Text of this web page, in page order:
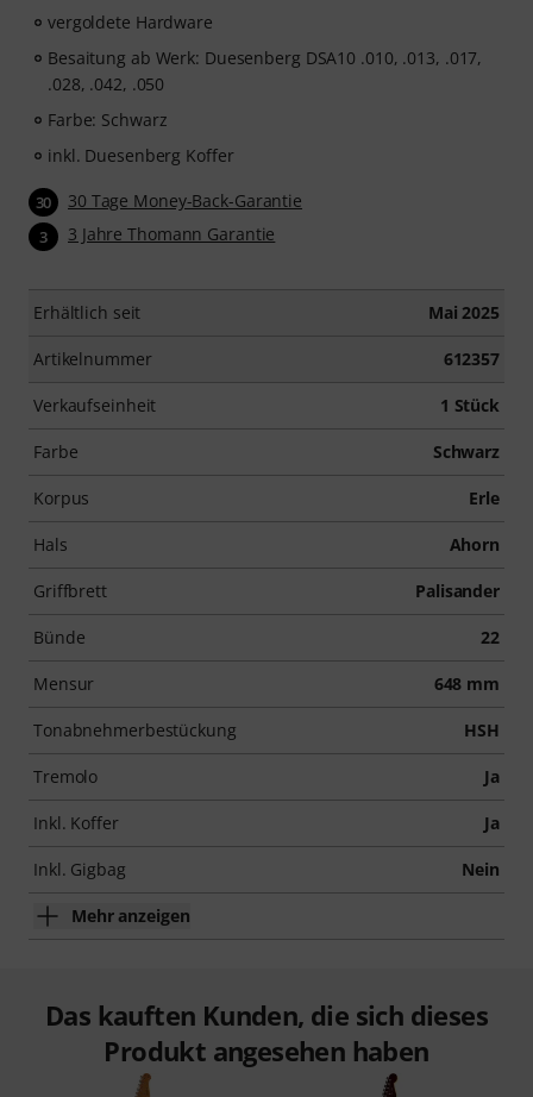
vergoldete Hardware
Besaitung ab Werk: Duesenberg DSA10 .010, .013, .017,
.028, .042, .050
Farbe: Schwarz
inkl. Duesenberg Koffer
30 30 Tage Money-Back-Garantie
3 3 Jahre Thomann Garantie
Erhältlich seit Mai 2025
Artikelnummer 612357
Verkaufseinheit 1 Stück
Farbe Schwarz
Korpus Erle
Hals Ahorn
Griffbrett Palisander
Bünde 22
Mensur 648 mm
Tonabnehmerbestückung HSH
Tremolo Ja
Inkl. Koffer Ja
Inkl. Gigbag Nein
Mehr anzeigen
Das kauften Kunden, die sich dieses
Produkt angesehen haben